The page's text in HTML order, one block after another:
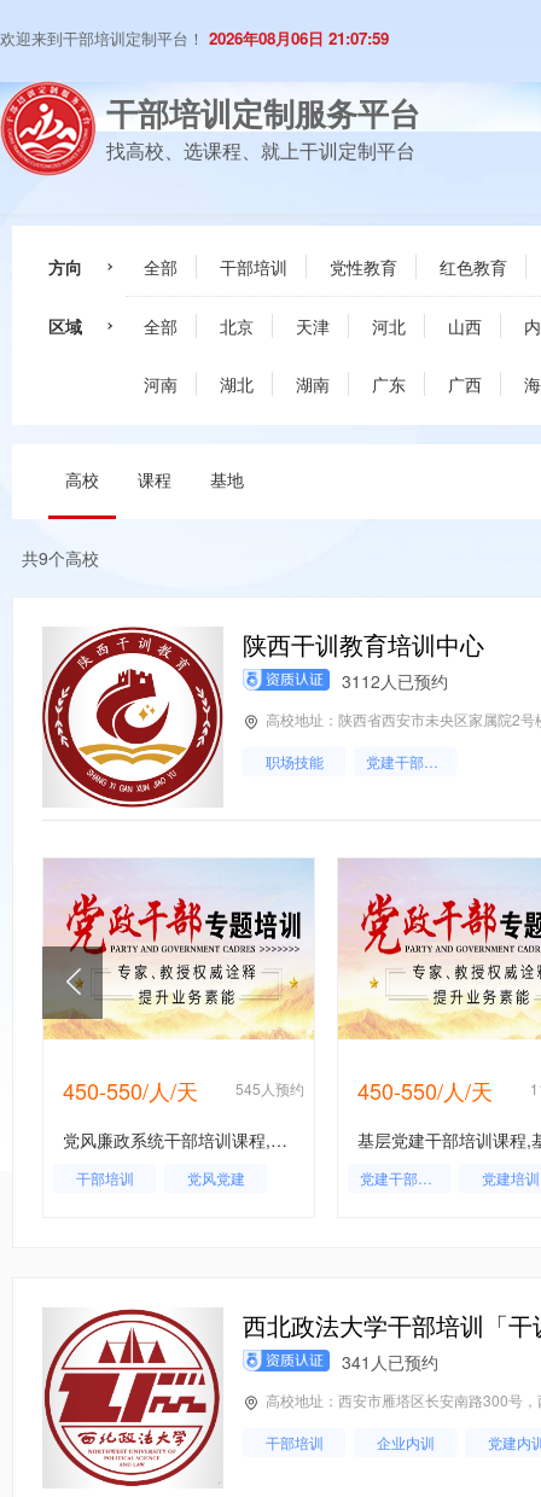
欢迎来到干部培训定制平台！ 2026年08月06日 21:07:59
干部培训定制服务平台
找高校、选课程、就上干训定制平台
方向 全部 干部培训 党性教育 红色教育
区域 全部 北京 天津 河北 山西
河南 湖北 湖南 广东 广西
高校 课程 基地
共9个高校
陕西干训教育培训中心
3112人已预约
高校地址：陕西省西安市未央区家属院2号
职场技能 党建干部培训
450-550/人/天 545人预约
党风廉政系统干部培训课程,党风廉政系统干部培训,党风廉政系统工作人员培训
干部培训 党风党建
450-550/人/天
党建干部培训
党建培训
西北政法大学干部培训「干
341人已预约
高校地址：西安市雁塔区长安南路300号
干部培训 企业内训 党建内